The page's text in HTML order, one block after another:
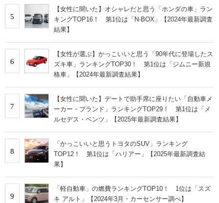
5
【女性に聞いた】オシャレだと思う「ホンダの車」ラン
キングTOP16！ 第1位は「N-BOX」【2024年最新調査
結果】
6
【女性が選ぶ】かっこいいと思う「90年代に登場したス
ズキ車」ランキングTOP30！ 第1位は「ジムニー新規
格車」【2024年最新調査結果】
7
【女性に聞いた】デートで助手席に座りたい「自動車メ
ーカー・ブランド」ランキングTOP29！ 第1位は「メ
ルセデス・ベンツ」【2025年最新調査結果】
8
「かっこいいと思うトヨタのSUV」ランキング
TOP12！ 第1位は「ハリアー」【2025年最新調査結
果】
9
「軽自動車」の燃費ランキングTOP10！ 1位は「スズ
キ アルト」【2024年3月・カーセンサー調べ】